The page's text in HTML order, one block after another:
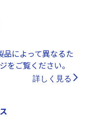
品によって異なるた
をご覧ください。
詳しく見る